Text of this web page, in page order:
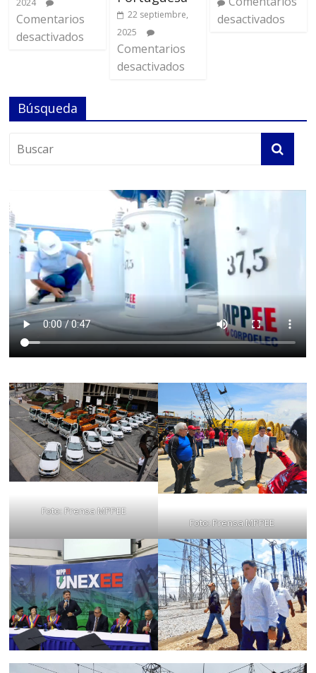
2024
Comentarios
desactivados
22 septiembre,
2025
Comentarios
desactivados
desactivados
Búsqueda
Foto: Prensa MPPEE
Foto: Prensa MPPEE